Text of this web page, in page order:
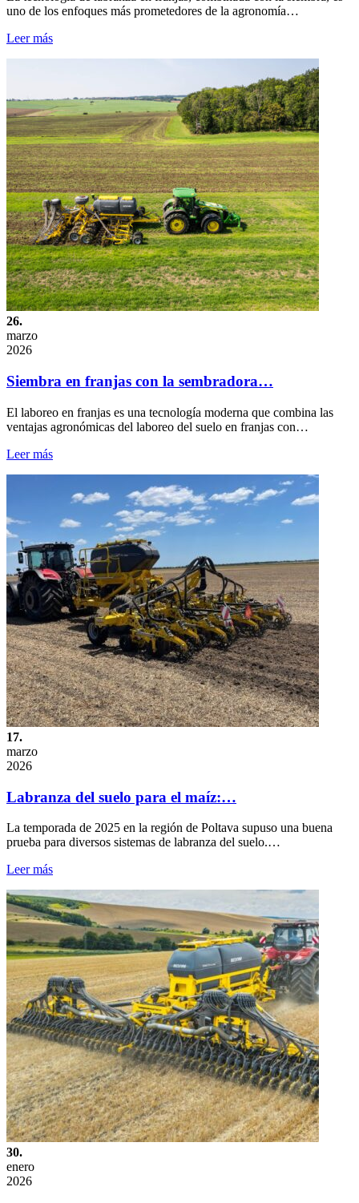
uno de los enfoques más prometedores de la agronomía…
Leer más
26.
marzo
2026
Siembra en franjas con la sembradora…
El laboreo en franjas es una tecnología moderna que combina las
ventajas agronómicas del laboreo del suelo en franjas con…
Leer más
17.
marzo
2026
Labranza del suelo para el maíz:…
La temporada de 2025 en la región de Poltava supuso una buena
prueba para diversos sistemas de labranza del suelo.…
Leer más
30.
enero
2026